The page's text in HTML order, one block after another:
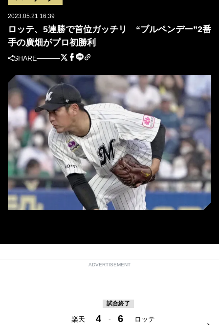
2023.05.21 16:39
ロッテ、5連勝で首位ガッチリ “ブルペンデー”2番
手の廣畑がプロ初勝利
SHARE
ADVERTISEMENT
試合終了
楽天 4 - 6 ロッテ